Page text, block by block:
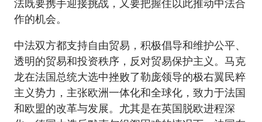
法既要携手迎接挑战，又要把握住以此推动中法合
作的机会。
中法双方都支持自由贸易，积极倡导和维护公平、
透明的贸易和投资秩序，反对贸易保护主义。马克
龙在法国总统大选中挫败了勒庞领导的极右翼民粹
主义势力，主张欧洲一体化和全球化，致力于法国
和欧盟的改革与发展。尤其是在英国脱欧进程深